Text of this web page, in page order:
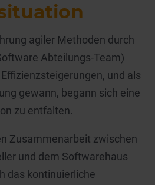
agiler Methoden durch
Abteilungs-Team)
und als
gewann, begann sich eine
zu entfalten.
Zusammenarbeit zwischen
und dem Softwarehaus
das kontinuierliche